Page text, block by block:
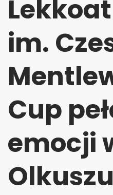
im.
Cup
emocji
Olkuszu